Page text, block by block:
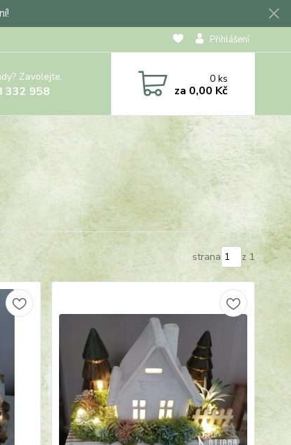
Přihlášení
Zavolejte.
332 958
0ks
za 0,00 Kč
strana z 1